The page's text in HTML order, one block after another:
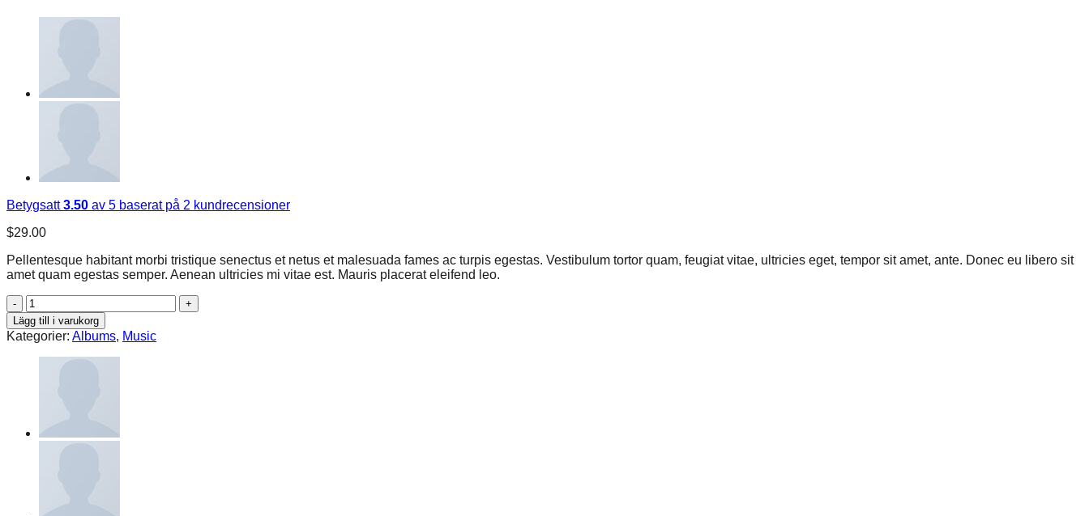
Betygsatt3.50 av 5 baserat på 2 kundrecensioner
$29.00
Pellentesque habitant morbi tristique senectus et netus et malesuada fames ac turpis egestas. Vestibulum tortor quam, feugiat vitae, ultricies eget, tempor sit amet, ante. Donec eu libero sit
amet quam egestas semper. Aenean ultricies mi vitae est. Mauris placerat eleifend leo.
Woo
Album
#3
mängd
Lägg till i varukorg
Kategorier: Albums, Music